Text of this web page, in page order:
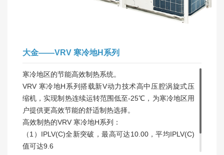
大金——VRV 寒冷地H系列
寒冷地区的节能高效制热系统。
VRV 寒冷地H系列搭载新V动力技术高中压腔涡旋式压
缩机，实现制热连续运转范围低至-25℃，为寒冷地区用
户提供更高效节能的舒适制热选择。
高效制热的VRV 寒冷地H系列：
（1）IPLV(C)全新突破，最高可达10.00，平均IPLV(C)
值可达9.6